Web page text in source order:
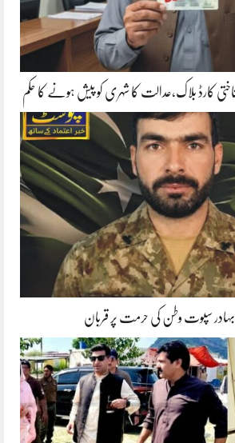
کارڈ بلاک،عدالت کا شہری کو پیش ہونے کا حکم
بہادر سپوت وطن کی حرمت پر قربان